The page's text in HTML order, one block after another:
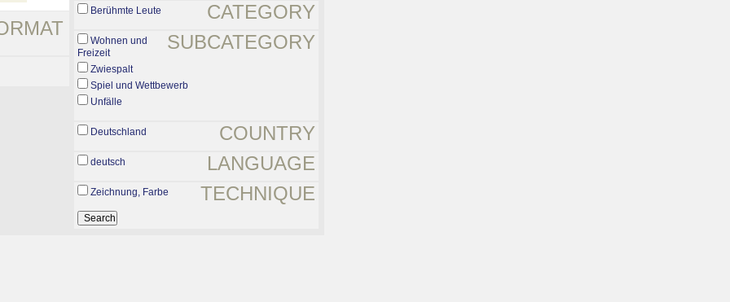
CATEGORY
Berühmte Leute
SUBCATEGORY
Wohnen und
Freizeit
Zwiespalt
Spiel und Wettbewerb
Unfälle
COUNTRY
Deutschland
LANGUAGE
deutsch
TECHNIQUE
Zeichnung, Farbe